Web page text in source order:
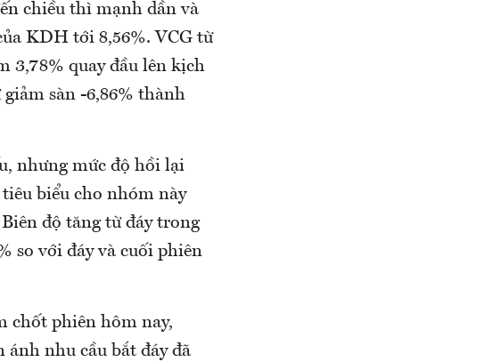
chiều thì mạnh dần và
KDH tới 8,56%. VCG từ
3,78% quay đầu lên kịch
sàn -6,86% thành
nhưng mức độ hồi lại
biểu cho nhóm này
độ tăng từ đáy trong
so với đáy và cuối phiên
chốt phiên hôm nay,
nhu cầu bắt đáy đã